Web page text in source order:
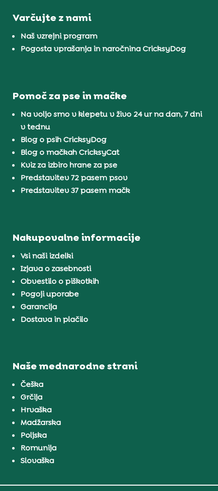
Varčujte z nami
Naš vzrejni program
Pogosta vprašanja in naročnina CricksyDog
Pomoč za pse in mačke
Na voljo smo v klepetu v živo 24 ur na dan, 7 dni
v tednu
Blog o psih CricksyDog
Blog o mačkah CricksyCat
Kviz za izbiro hrane za pse
Predstavitev 72 pasem psov
Predstavitev 37 pasem mačk
Nakupovalne informacije
Vsi naši izdelki
Izjava o zasebnosti
Obvestilo o piškotkih
Pogoji uporabe
Garancija
Dostava in plačilo
Naše mednarodne strani
Češka
Grčija
Hrvaška
Madžarska
Poljska
Romunija
Slovaška